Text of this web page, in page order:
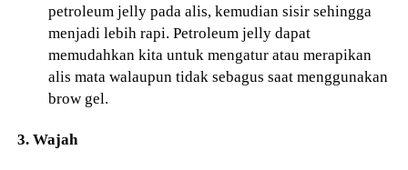
petroleum jelly pada alis, kemudian sisir sehingga
menjadi lebih rapi. Petroleum jelly dapat
memudahkan kita untuk mengatur atau merapikan
alis mata walaupun tidak sebagus saat menggunakan
brow gel.
3. Wajah